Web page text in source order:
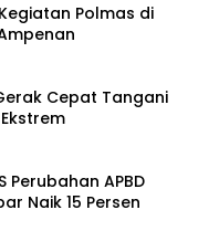
Polmas di
Cepat Tangani
Perubahan APBD
Naik 15 Persen